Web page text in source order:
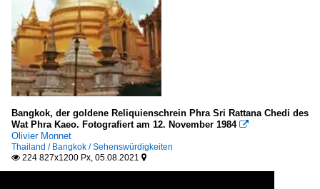
Bangkok, der goldene Reliquienschrein Phra Sri Rattana Chedi des
Wat Phra Kaeo. Fotografiert am 12. November 1984 
Olivier Monnet
Thailand / Bangkok / Sehenswürdigkeiten
 224 827x1200 Px, 05.08.2021 